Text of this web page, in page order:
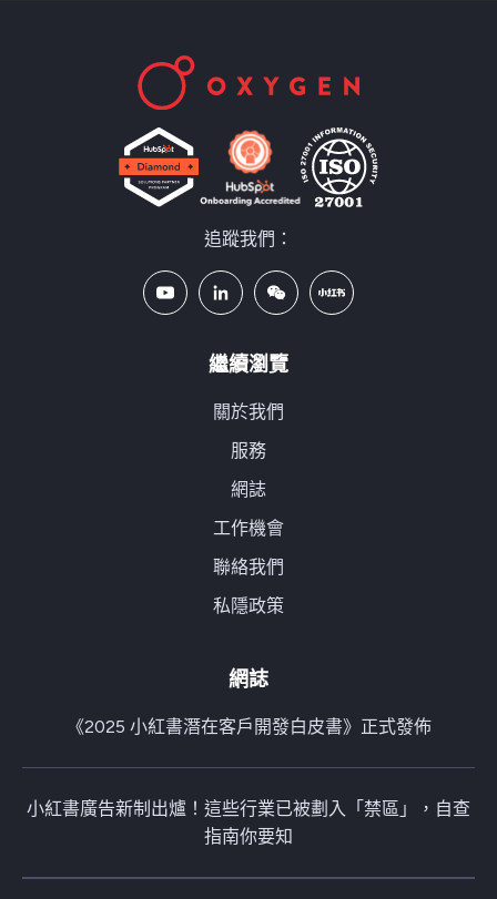
追蹤我們：
繼續瀏覽
關於我們
服務
網誌
工作機會
聯絡我們
私隱政策
網誌
《2025 小紅書潛在客戶開發白皮書》正式發佈
小紅書廣告新制出爐！這些行業已被劃入「禁區」，自查
指南你要知